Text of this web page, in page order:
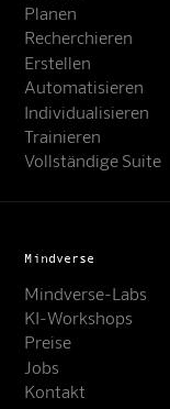
Planen
Recherchieren
Erstellen
Automatisieren
Individualisieren
Trainieren
Vollständige Suite
Mindverse
Mindverse-Labs
KI-Workshops
Preise
Jobs
Kontakt